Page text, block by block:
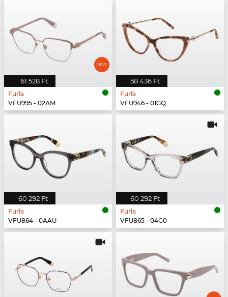
61 528 Ft
Furla
VFU995 - 02AM
58 436 Ft
Furla
VFU946 - 01GQ
60 292 Ft
Furla
VFU864 - 0AAU
60 292 Ft
Furla
VFU865 - 04G0